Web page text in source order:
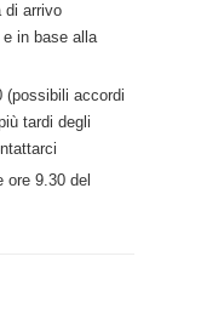
di arrivo
in base alla
(possibili accordi
tardi degli
ore 9.30 del